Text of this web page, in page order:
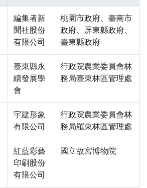
編集者新
聞社股份
有限公司
桃園市政府、臺南市
政府、屏東縣政府、
臺東縣政府
臺東縣永
續發展學
會
行政院農業委員會林
務局臺東林區管理處
宇建形象
有限公司
行政院農業委員會林
務局羅東林區管理處
紅藍彩藝
印刷股份
有限公司
國立故宮博物院